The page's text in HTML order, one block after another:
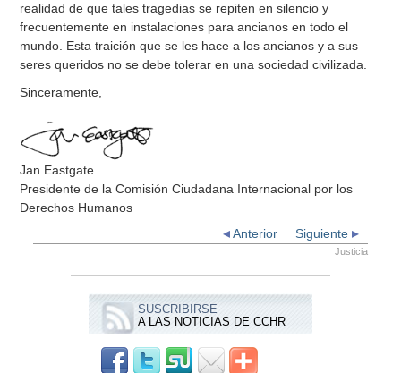
realidad de que tales tragedias se repiten en silencio y
frecuentemente en instalaciones para ancianos en todo el
mundo. Esta traición que se les hace a los ancianos y a sus
seres queridos no se debe tolerar en una sociedad civilizada.
Sinceramente,
Jan Eastgate
Presidente de la Comisión Ciudadana Internacional por los
Derechos Humanos
Siguiente
Anterior
Justicia
SUSCRIBIRSE
A LAS NOTICIAS DE CCHR